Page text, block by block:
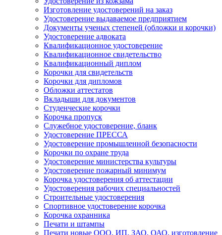
Изготовление удостоверений на заказ
Удостоверение выдаваемое предприятием
Документы ученых степеней (обложки и корочки)
Удостоверение адвоката
Квалификационное удостоверение
Квалификационное свидетельство
Квалификационный диплом
Корочки для свидетельств
Корочки для дипломов
Обложки аттестатов
Вкладыши для документов
Студенческие корочки
Корочка пропуск
Служебное удостоверение, бланк
Удостоверение ПРЕССА
Удостоверение промышленной безопасности
Корочки по охране труда
Удостоверение министерства культуры
Удостоверение пожарный минимум
Корочка удостоверения об аттестации
Удостоверения рабочих специальностей
Строительные удостоверения
Спортивное удостоверение корочка
Корочка охранника
Печати и штампы
Печати новые ООО, ИП, ЗАО, ОАО, изготовление